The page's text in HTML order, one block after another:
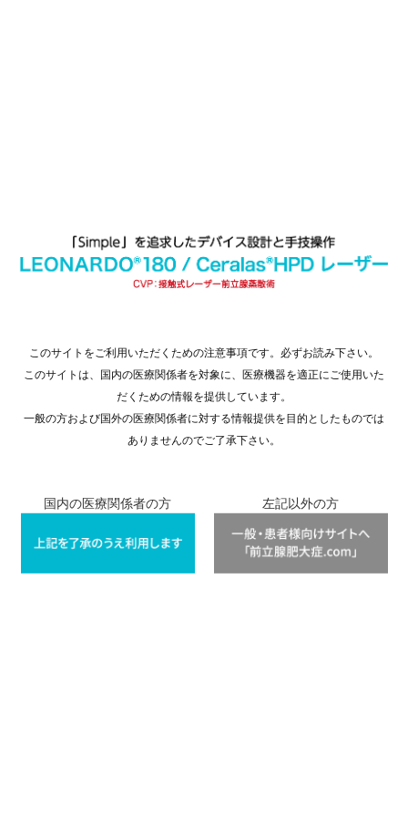
このサイトをご利用いただくための注意事項です。必ずお読み下さい。
このサイトは、国内の医療関係者を対象に、医療機器を適正にご使用いた
だくための情報を提供しています。
一般の方および国外の医療関係者に対する情報提供を目的としたものでは
ありませんのでご了承下さい。
国内の医療関係者の方 左記以外の方